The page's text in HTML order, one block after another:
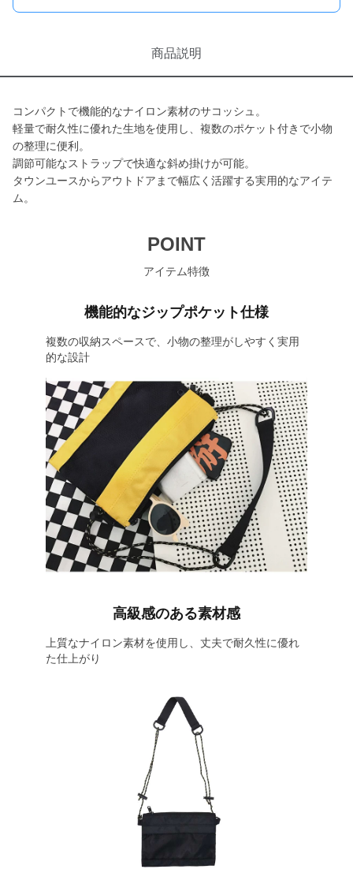
商品説明
コンパクトで機能的なナイロン素材のサコッシュ。
軽量で耐久性に優れた生地を使用し、複数のポケット付きで小物
の整理に便利。
調節可能なストラップで快適な斜め掛けが可能。
タウンユースからアウトドアまで幅広く活躍する実用的なアイテ
ム。
POINT
アイテム特徴
機能的なジップポケット仕様
複数の収納スペースで、小物の整理がしやすく実用
的な設計
高級感のある素材感
上質なナイロン素材を使用し、丈夫で耐久性に優れ
た仕上がり